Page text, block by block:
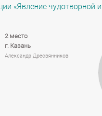
«Явление
2 место
г. Казань
Александр Дресвянников